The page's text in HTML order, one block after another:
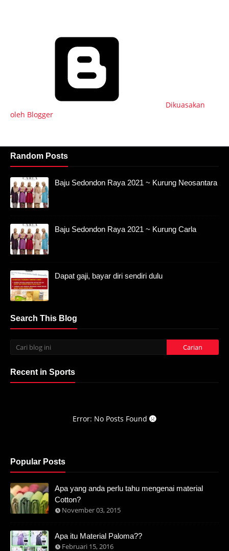
Dikuasakan
oleh Blogger
Random Posts
Baju Sedondon Raya 2021 ~ Kurung Neosantara
Baju Sedondon Raya 2021 ~ Kurung Carla
Dapat gaji, bayar diri sendiri dulu
Search This Blog
Recent in Sports
Error: No Posts Found
Popular Posts
Apa yang anda perlu tahu mengenai material
Cotton?
November 03, 2015
Apa itu Material Paloma??
Februari 15, 2016